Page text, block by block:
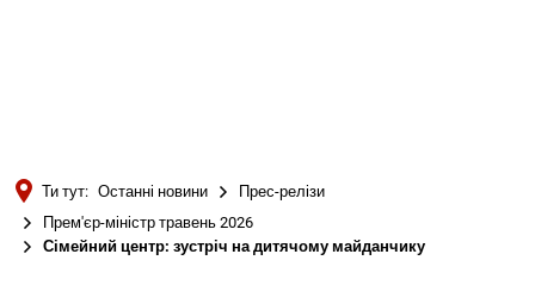
Български
Ти тут: Останні новини
Прес-релізи
Прем'єр-міністр травень 2026
Сімейний центр: зустріч на дитячому майданчику